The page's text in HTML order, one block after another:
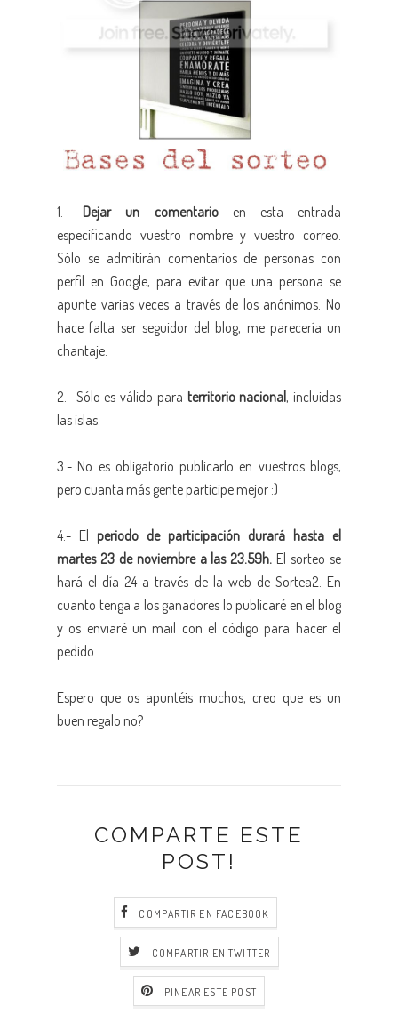
1.- Dejar un comentarioen esta entrada
especificando vuestro nombre y vuestro correo.
Sólo se admitirán comentarios de personas con
perfil en Google, para evitar que una persona se
apunte varias veces a través de los anónimos. No
hace falta ser seguidor del blog, me parecería un
chantaje.
2.- Sólo es válido para territorio nacional, incluidas
las islas.
3.- No es obligatorio publicarlo en vuestros blogs,
pero cuanta más gente participe mejor :)
4.- El periodo de participación durará hasta el
martes 23 de noviembre a las 23.59h. El sorteo se
hará el día 24 a través de la web de Sortea2. En
cuanto tenga a los ganadores lo publicaré en el blog
y os enviaré un mail con el código para hacer el
pedido.
Espero que os apuntéis muchos, creo que es un
buen regalo no?
COMPARTE ESTE
POST!
COMPARTIR EN FACEBOOK
COMPARTIR EN TWITTER
PINEAR ESTE POST